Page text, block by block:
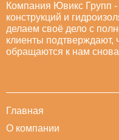
Компания Ювикс Групп
конструкций и
делаем своё дело с
клиенты подтверждают,
обращаются к нам
Главная
О компании